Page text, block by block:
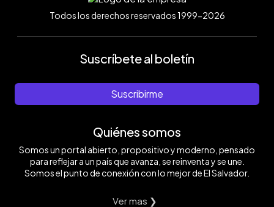
Todos los derechos reservados 1999-2026
Suscríbete al boletín
Suscribirme
Quiénes somos
Somos un portal abierto, propositivo y moderno, pensado
para reflejar a un país que avanza, se reinventa y se une.
Somos el punto de conexión con lo mejor de El Salvador.
Ver mas ❯